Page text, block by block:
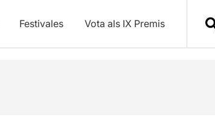
Festivales Vota als IX Premis